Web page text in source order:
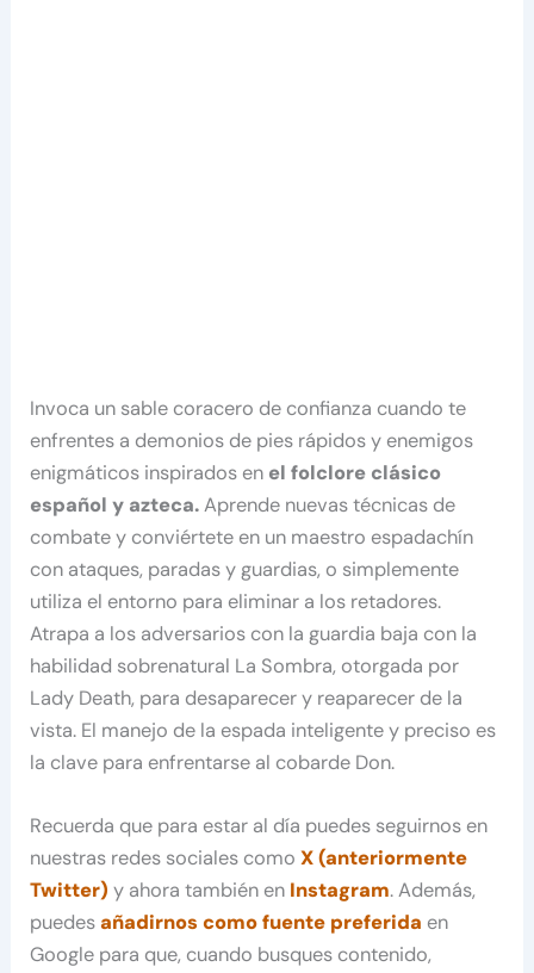
Invoca un sable coracero de confianza cuando te
enfrentes a demonios de pies rápidos y enemigos
enigmáticos inspirados en el folclore clásico
español y azteca.Aprende nuevas técnicas de
combate y conviértete en un maestro espadachín
con ataques, paradas y guardias, o simplemente
utiliza el entorno para eliminar a los retadores.
Atrapa a los adversarios con la guardia baja con la
habilidad sobrenatural La Sombra, otorgada por
Lady Death, para desaparecer y reaparecer de la
vista. El manejo de la espada inteligente y preciso es
la clave para enfrentarse al cobarde Don.
Recuerda que para estar al día puedes seguirnos en
nuestras redes sociales comoX (anteriormente
Twitter) y ahora también en Instagram. Además,
puedesañadirnos como fuente preferida en
Google para que, cuando busques contenido,